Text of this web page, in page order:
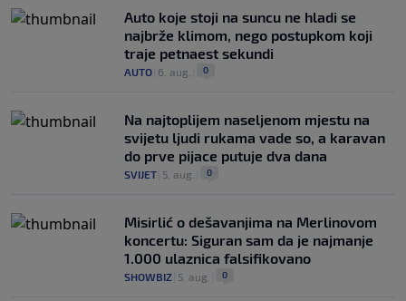
Auto koje stoji na suncu ne hladi se
najbrže klimom, nego postupkom koji
traje petnaest sekundi
AUTO 6. aug. 0
Na najtoplijem naseljenom mjestu na
svijetu ljudi rukama vade so, a karavan
do prve pijace putuje dva dana
SVIJET 5. aug. 0
Misirlić o dešavanjima na Merlinovom
koncertu: Siguran sam da je najmanje
1.000 ulaznica falsifikovano
SHOWBIZ 5. aug. 0